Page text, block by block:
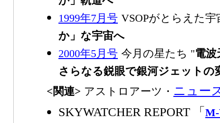
1999年7月号 VSOPがとらえた
か」な宇宙へ
2000年5月号 今月の星たち "電
さらなる鋭眼で銀河ジェットの
<関連> アストロアーツ・ ニュー
SKYWATCHER REPORT 「